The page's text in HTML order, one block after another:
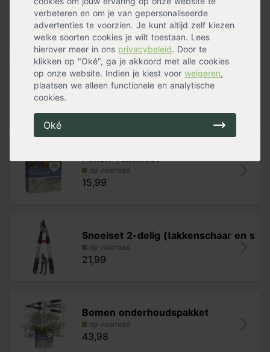
verbeteren en om je van gepersonaliseerde
advertenties te voorzien. Je kunt altijd zelf kiezen
welke soorten cookies je wilt toestaan. Lees
hierover meer in ons privacybeleid. Door te
klikken op "Oké", ga je akkoord met alle cookies
op onze website. Indien je kiest voor weigeren,
plaatsen we alleen functionele en analytische
cookies.
Oké
boomband
op voorraad
47,99
Pokon aanplantgrond voor planten,
h
14,89
Pokon Tuinmest
op voorraad
15,99
Snoeiset 2-delig (takkenschaar en s
op voorraad
21,99
Bomen onderhoudspakket
op voorraad
43,98